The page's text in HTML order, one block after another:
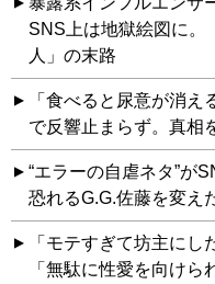
SNS上は地獄絵図に。
人」の末路
「食べると尿意が消
で反響止まらず。真相
“エラーの自虐ネタ”が
恐れるG.G.佐藤を変え
「モテすぎて坊主にし
「無駄に性愛を向けら